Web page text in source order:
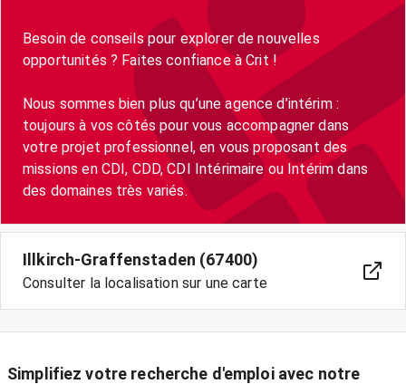
Besoin de conseils pour explorer de nouvelles
opportunités ? Faites confiance à Crit !
Nous sommes bien plus qu’une agence d’intérim :
toujours à vos côtés pour vous accompagner dans
votre projet professionnel, en vous proposant des
missions en CDI, CDD, CDI Intérimaire ou Intérim dans
des domaines très variés.
Illkirch-Graffenstaden (67400)
Consulter la localisation sur une carte
Simplifiez votre recherche d'emploi avec notre